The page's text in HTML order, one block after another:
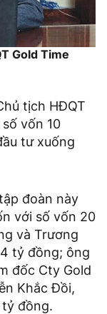
Gold Time
tịch HĐQT
vốn 10
tư xuống
đoàn này
với số vốn 20
và Trương
tỷ đồng; ông
đốc Cty Gold
Khắc Đồi,
tỷ đồng.